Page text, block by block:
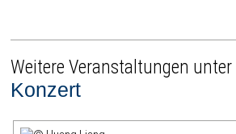
Weitere Veranstaltungen unter
Konzert